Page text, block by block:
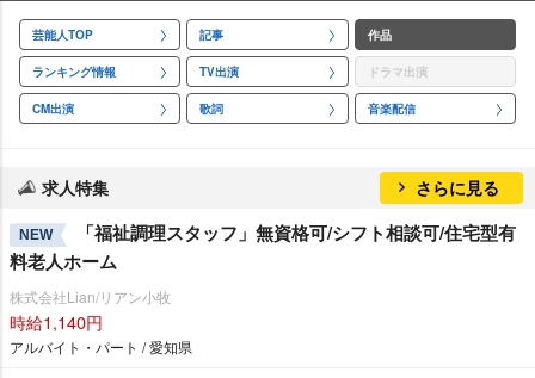
芸能人TOP 記事 作品
ランキング情報 TV出演 ドラマ出演
CM出演 歌詞 音楽配信
求人特集 さらに見る
NEW
「福祉調理スタッフ」無資格可/シフト相談可/住宅型有
料老人ホーム
株式会社Lian/リアン小牧
時給1,140円
アルバイト・パート / 愛知県